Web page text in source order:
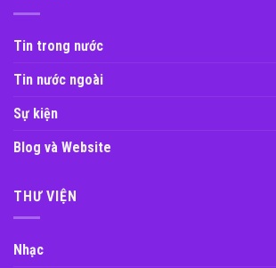
Tin trong nước
Tin nước ngoài
Sự kiện
Blog và Website
THƯ VIỆN
Nhạc